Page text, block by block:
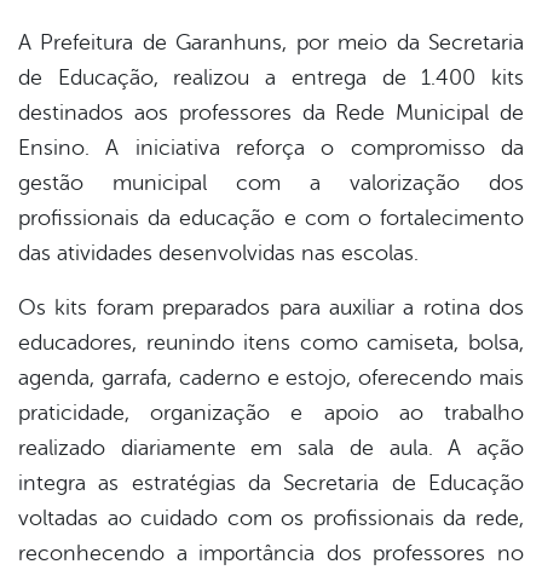
A Prefeitura de Garanhuns, por meio da Secretaria
de Educação, realizou a entrega de 1.400 kits
destinados aos professores da Rede Municipal de
Ensino. A iniciativa reforça o compromisso da
gestão municipal com a valorização dos
profissionais da educação e com o fortalecimento
das atividades desenvolvidas nas escolas.
Os kits foram preparados para auxiliar a rotina dos
educadores, reunindo itens como camiseta, bolsa,
agenda, garrafa, caderno e estojo, oferecendo mais
praticidade, organização e apoio ao trabalho
realizado diariamente em sala de aula. A ação
integra as estratégias da Secretaria de Educação
voltadas ao cuidado com os profissionais da rede,
reconhecendo a importância dos professores no